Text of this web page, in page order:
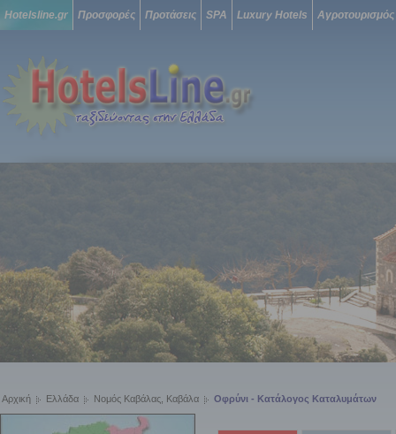
Hotelsline.gr Προσφορές Προτάσεις SPA Luxury Hotels Αγροτουρισμός
Αρχική Ελλάδα Νομός Καβάλας, Καβάλα Οφρύνι - Κατάλογος Καταλυμάτων